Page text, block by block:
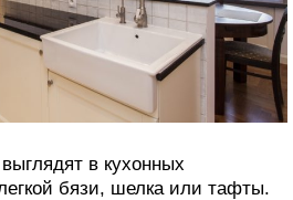
в кухонных
бязи, шелка или тафты.